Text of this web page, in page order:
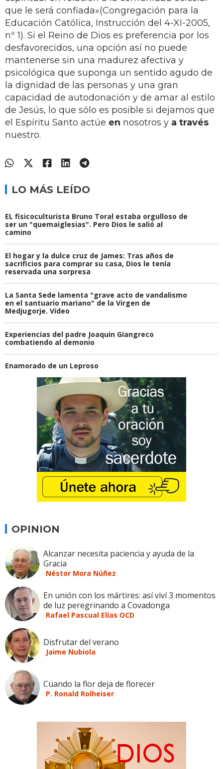
que le será confiada»(Congregación para la
Educación Católica, Instrucción del 4-XI-2005,
nº 1). Si el Reino de Dios es preferencia por los
desfavorecidos, una opción así no puede
mantenerse sin una madurez afectiva y
psicológica que suponga un sentido agudo de
la dignidad de las personas y una gran
capacidad de autodonación y de amar al estilo
de Jesús, lo que sólo es posible si dejamos que
el Espíritu Santo actúe en nosotros y a través
nuestro.
LO MÁS LEÍDO
EL fisicoculturista Bruno Toral estaba orgulloso de
ser un "quemaiglesias". Pero Dios le salió al
camino
El hogar y la dulce cruz de James: Tras años de
sacrificios para comprar su casa, Dios le tenía
reservada una sorpresa
La Santa Sede lamenta "grave acto de vandalismo
en el santuario mariano" de la Virgen de
Medjugorje. Video
Experiencias del padre Joaquin Giangreco
combatiendo al demonio
Enamorado de un Leproso
OPINION
Alcanzar necesita paciencia y ayuda de la
Gracia
Néstor Mora Núñez
En unión con los mártires: así viví 3 momentos
de luz peregrinando a Covadonga
Rafael Pascual Elías OCD
Disfrutar del verano
Jaime Nubiola
Cuando la flor deja de florecer
P. Ronald Rolheiser